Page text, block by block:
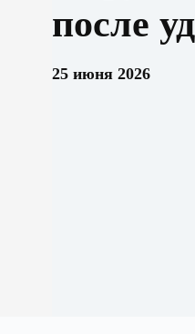
после
25 июня 2026